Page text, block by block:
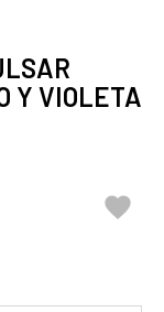
Y VIOLETA
